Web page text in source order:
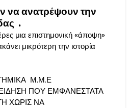
να ανατρέψουν την
.
μια επιστημονική «άποψη»
μικρότερη την ιστορία
Μ.Μ.Ε
ΠΟΥ ΕΜΦΑΝΕΣΤΑΤΑ
ΧΩΡΙΣ ΝΑ